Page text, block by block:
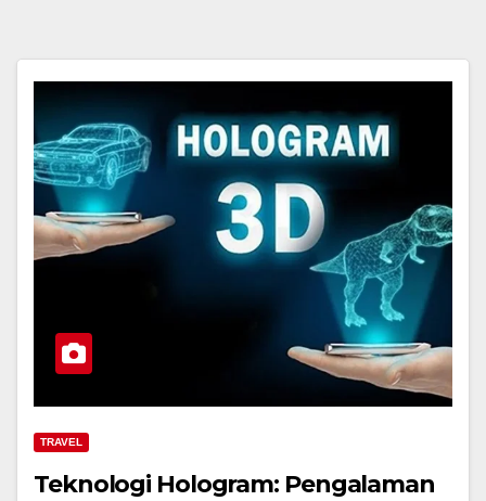
TRAVEL
Teknologi Hologram: Pengalaman